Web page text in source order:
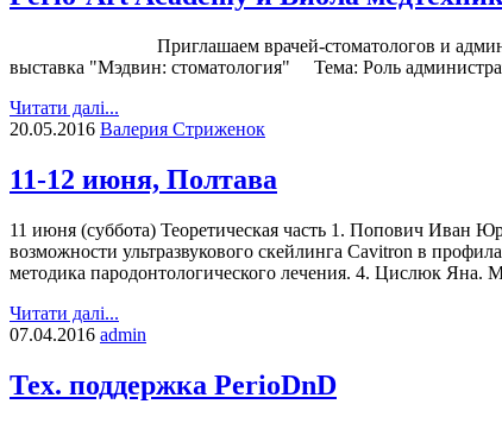
Приглашаем врачей-стоматологов и
выставка "Мэдвин: стоматология" Тема: Роль
Читати далі...
20.05.2016 Валерия Стриженок
11-12 июня, Полтава
11 июня (суббота) Теоретическая часть 1. Попович Иван
возможности ультразвукового скейлинга Cavitron в
методика пародонтологического лечения. 4. Цислюк Яна.
Читати далі...
07.04.2016 admin
Тех. поддержка PerioDnD